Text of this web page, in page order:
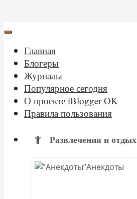
Главная
Блогеры
Журналы
Популярное сегодня
О проекте iBlogger OK
Правила пользования
Развлечения и отдых
Анекдоты